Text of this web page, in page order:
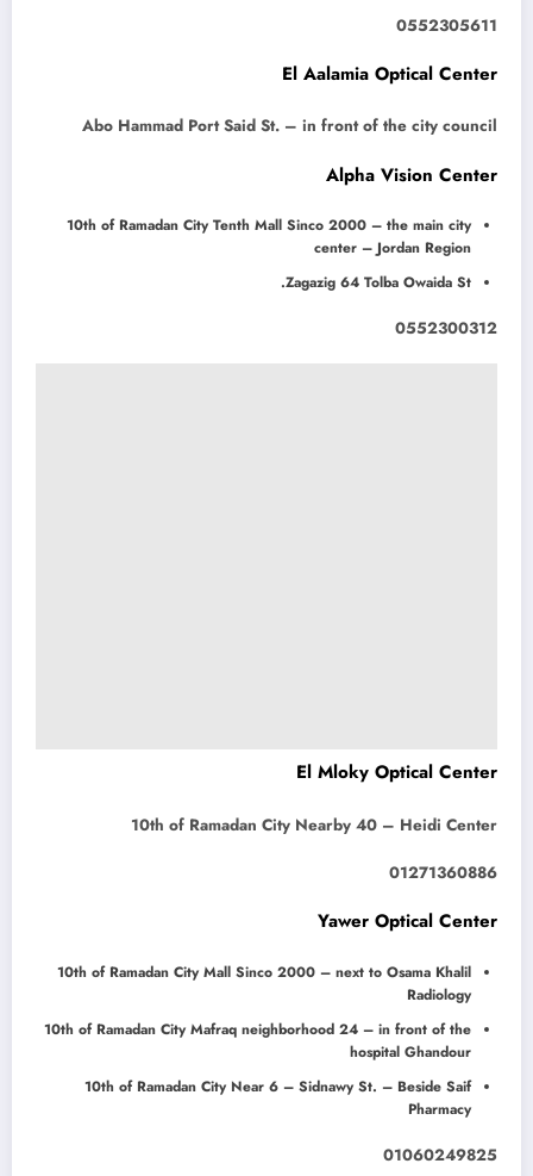
0552305611
El Aalamia Optical Center
Abo Hammad Port Said St. – in front of the city council
Alpha Vision Center
10th of Ramadan City Tenth Mall Sinco 2000 – the main city
center – Jordan Region
Zagazig 64 Tolba Owaida St.
0552300312
El Mloky Optical Center
10th of Ramadan City Nearby 40 – Heidi Center
01271360886
Yawer Optical Center
10th of Ramadan City Mall Sinco 2000 – next to Osama Khalil
Radiology
10th of Ramadan City Mafraq neighborhood 24 – in front of the
hospital Ghandour
10th of Ramadan City Near 6 – Sidnawy St. – Beside Saif
Pharmacy
01060249825